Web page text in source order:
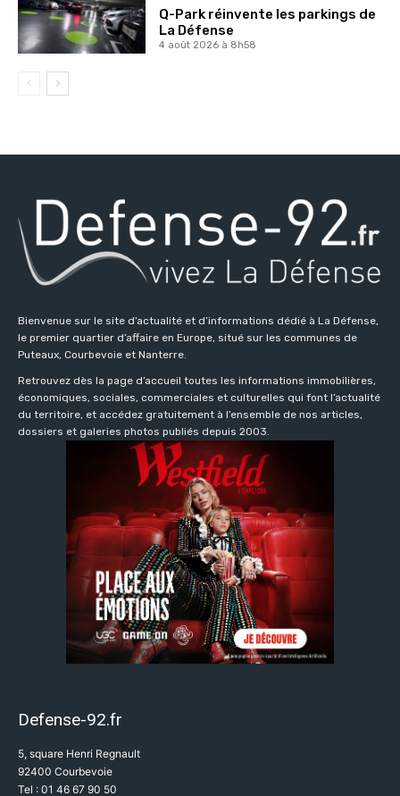
Q-Park réinvente les parkings de
La Défense
4 août 2026 à 8h58
Bienvenue sur le site d’actualité et d’informations dédié à La Défense,
le premier quartier d’affaire en Europe, situé sur les communes de
Puteaux, Courbevoie et Nanterre.
Retrouvez dès la page d’accueil toutes les informations immobilières,
économiques, sociales, commerciales et culturelles qui font l’actualité
du territoire, et accédez gratuitement à l’ensemble de nos articles,
dossiers et galeries photos publiés depuis 2003.
Defense-92.fr
5, square Henri Regnault
92400 Courbevoie
Tel : 01 46 67 90 50